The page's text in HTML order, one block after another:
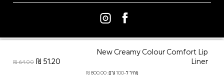
New Creamy Colour Comfort Lip
Liner
51.20 ₪
64.00 ₪
מחיר ל-100 גרם: 800.00 ₪
ALL RIGHTS RESERVED TO KIKO MILANO